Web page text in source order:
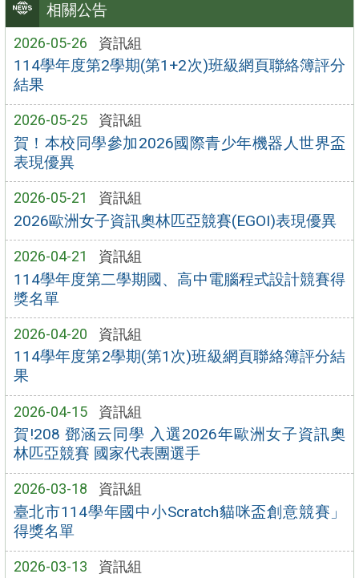
相關公告
2026-05-26 資訊組
114學年度第2學期(第1+2次)班級網頁聯絡簿評分
結果
2026-05-25 資訊組
賀！本校同學參加2026國際青少年機器人世界盃
表現優異
2026-05-21 資訊組
2026歐洲女子資訊奧林匹亞競賽(EGOI)表現優異
2026-04-21 資訊組
114學年度第二學期國、高中電腦程式設計競賽得
獎名單
2026-04-20 資訊組
114學年度第2學期(第1次)班級網頁聯絡簿評分結
果
2026-04-15 資訊組
賀!208 鄧涵云同學 入選2026年歐洲女子資訊奧
林匹亞競賽 國家代表團選手
2026-03-18 資訊組
臺北市114學年國中小Scratch貓咪盃創意競賽」
得獎名單
2026-03-13 資訊組